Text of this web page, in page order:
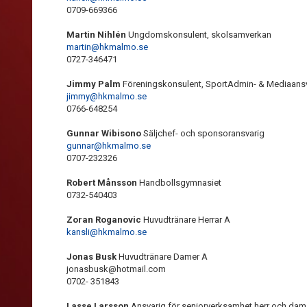
0709-669366
Martin Nihlén Ungdomskonsulent, skolsamverkan
martin@hkmalmo.se
0727-346471
Jimmy Palm Föreningskonsulent, SportAdmin- &
jimmy@hkmalmo.se
0766-648254
Gunnar Wibisono Säljchef- och sponsoransvarig
gunnar@hkmalmo.se
0707-232326
Robert Månsson Handbollsgymnasiet
0732-540403
Zoran Roganovic Huvudtränare Herrar A
kansli@hkmalmo.se
Jonas Busk Huvudtränare Damer A
jonasbusk@hotmail.com
0702- 351843